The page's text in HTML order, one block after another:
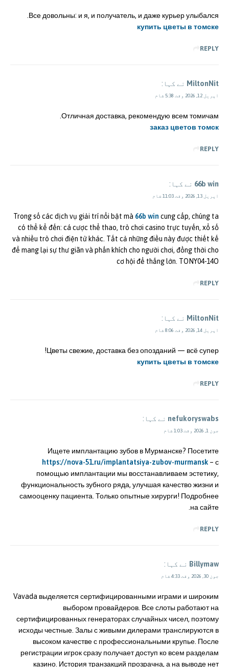
Все довольны: и я, и получатель, и даже курьер улыбался.
купить цветы в томске
REPLY
MiltonNit نے کہا:
اپریل 12, 2026 وقت 5:38 شام
Отличная доставка, рекомендую всем томичам.
заказ цветов томск
REPLY
66b win نے کہا:
اپریل 13, 2026 وقت 11:03 شام
Trong số các dịch vụ giải trí nổi bật mà 66b win cung cấp, chúng ta
có thể kể đến: cá cược thể thao, trò chơi casino trực tuyến, xổ số
và nhiều trò chơi điện tử khác. Tất cả những điều này được thiết kế
để mang lại sự thư giãn và phấn khích cho người chơi, đồng thời cho
cơ hội để thắng lớn. TONY04-14O
REPLY
MiltonNit نے کہا:
اپریل 14, 2026 وقت 8:06 شام
Цветы свежие, доставка без опозданий — всё супер!
купить цветы в томске
REPLY
nefukoryswabs نے کہا:
جون 1, 2026 وقت 1:03 شام
Ищете имплантацию зубов в Мурманске? Посетите
https://nova-51.ru/implantatsiya-zubov-murmansk – с
помощью имплантации мы восстанавливаем эстетику,
функциональность зубного ряда, улучшая качество жизни и
самооценку пациента. Только опытные хирурги! Подробнее
на сайте.
REPLY
Billymaw نے کہا:
جون 30, 2026 وقت 4:33 شام
Vavada выделяется сертифицированными играми и широким
выбором провайдеров. Все слоты работают на
сертифицированных генераторах случайных чисел, поэтому
исходы честные. Залы с живыми дилерами транслируются в
высоком качестве с профессиональными крупье. После
регистрации игрок сразу получает доступ ко всем разделам
казино. История транзакций прозрачна, а на выводе нет